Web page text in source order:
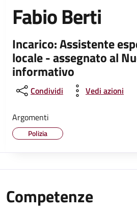
Fabio Berti
Incarico: Assistente
locale - assegnato al
informativo
Condividi Vedi azioni
Argomenti
Polizia
Competenze